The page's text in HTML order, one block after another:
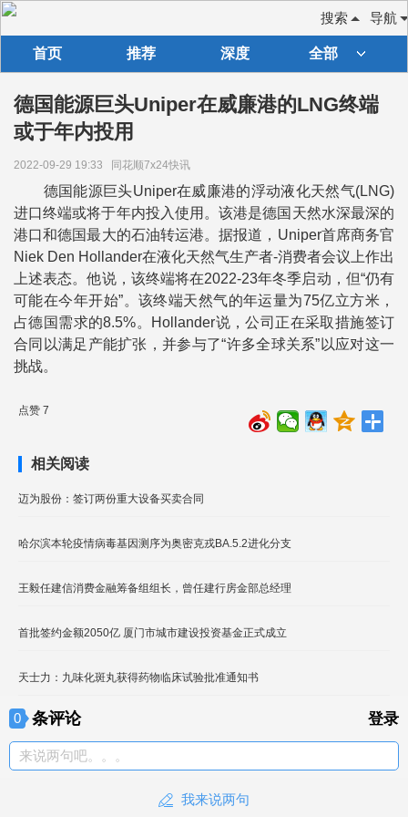
导航
搜索
首页 推荐 深度 全部
德国能源巨头Uniper在威廉港的LNG终端
或于年内投用
2022-09-29 19:33 同花顺7x24快讯
德国能源巨头Uniper在威廉港的浮动液化天然气(LNG)
进口终端或将于年内投入使用。该港是德国天然水深最深的
港口和德国最大的石油转运港。据报道，Uniper首席商务官
Niek Den Hollander在液化天然气生产者-消费者会议上作出
上述表态。他说，该终端将在2022-23年冬季启动，但“仍有
可能在今年开始”。该终端天然气的年运量为75亿立方米，
占德国需求的8.5%。Hollander说，公司正在采取措施签订
合同以满足产能扩张，并参与了“许多全球关系”以应对这一
挑战。
点赞 7
相关阅读
迈为股份：签订两份重大设备买卖合同
哈尔滨本轮疫情病毒基因测序为奥密克戎BA.5.2进化分支
王毅任建信消费金融筹备组组长，曾任建行房金部总经理
首批签约金额2050亿 厦门市城市建设投资基金正式成立
天士力：九味化斑丸获得药物临床试验批准通知书
0 条评论 登录
来说两句吧。。。
我来说两句